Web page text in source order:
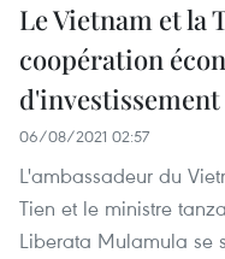
Le Vietnam et la
coopération
d'investissement
06/08/2021 02:57
L'ambassadeur du
Tien et le ministre
Liberata Mulamula se